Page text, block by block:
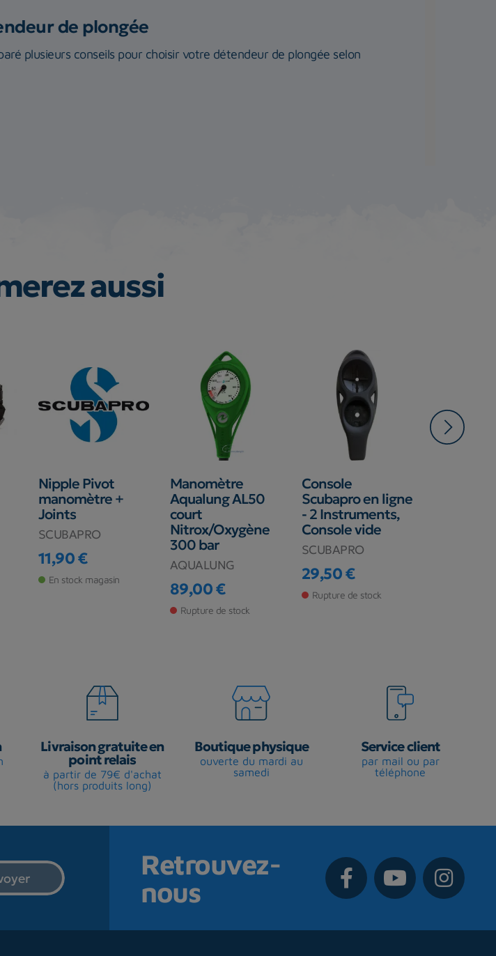
de plongée
plusieurs conseils pour choisir votre détendeur de plongée selon
aussi
Nipple Pivot
manomètre +
Joints
SCUBAPRO
Prix
11,90 €
En stock magasin
Manomètre
Aqualung AL50
court
Nitrox/Oxygène
300 bar
AQUALUNG
Prix
89,00 €
Rupture de stock
Console
Scubapro en ligne
- 2 Instruments,
Console vide
SCUBAPRO
Prix
29,50 €
Rupture de stock
Livraison gratuite en
point relais
à partir de 79€ d'achat
(hors produits long)
Boutique physique
ouverte du mardi au
samedi
Service client
par mail ou par
téléphone
Retrouvez-
nous